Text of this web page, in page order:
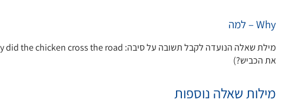
Why – למה
את הכביש?)
מילות שאלה נוספות